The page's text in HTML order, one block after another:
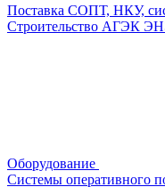
Поставка СОПТ, НКУ,
Строительство АГЭК
Оборудование
Системы оперативного